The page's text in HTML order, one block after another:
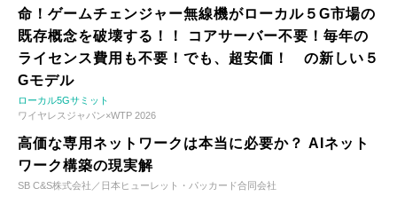
命！ゲームチェンジャー無線機がローカル５G市場の
既存概念を破壊する！！ コアサーバー不要！毎年の
ライセンス費用も不要！でも、超安価！ の新しい５
Gモデル
ローカル5Gサミット
ワイヤレスジャパン×WTP 2026
高価な専用ネットワークは本当に必要か？ AIネット
ワーク構築の現実解
SB C&S株式会社／日本ヒューレット・パッカード合同会社